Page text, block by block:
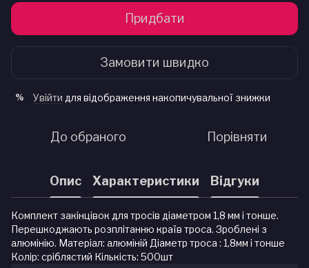
Придбати
Замовити швидко
% Увійти для відображення накопичувальної знижки
До обраного Порівняти
Опис Характеристики Відгуки
Комплект закінцівок для тросів діаметром 1,8 мм і тонше.
Перешкоджають розплітанню країв троса. Зроблені з
алюмінію. Матеріал: алюміній Діаметр троса : 1,8мм і тонше
Колір: сріблястий Кількість: 500шт